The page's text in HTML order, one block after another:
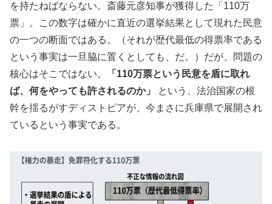
を持たねばならない。斎藤元彦知事が獲得した「110万
票」。この数字は確かに直近の選挙結果として現れた民意
の一つの断面ではある。（それが歴代最低の得票率である
という事実は一旦脇に置くとしても、だ。）だが、問題の
核心はそこではない。
「110万票という民意を盾に取れ
ば、何をやっても許されるのか」
という、法治国家の根
幹を揺るがすディストピアが、今まさに兵庫県で展開され
ているという事実である。